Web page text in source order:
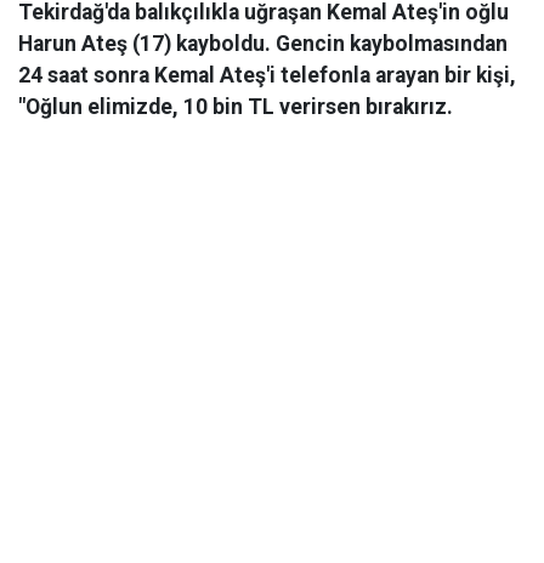
Tekirdağ'da balıkçılıkla uğraşan Kemal Ateş'in oğlu
Harun Ateş (17) kayboldu. Gencin kaybolmasından
24 saat sonra Kemal Ateş'i telefonla arayan bir kişi,
"Oğlun elimizde, 10 bin TL verirsen bırakırız.